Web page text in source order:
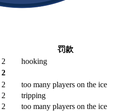
罚款
2
hooking
2
2
too many players on the ice
2
tripping
2
too many players on the ice